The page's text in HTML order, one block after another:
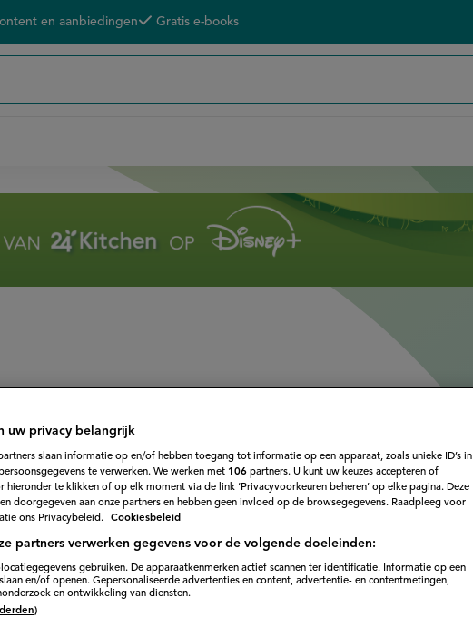
en aanbiedingen Gratis e-books
zo doe je dat
want zo kan je altijd de groente uit vriezer pakken
stappen die je moet volgen zodat ze nog lekker
uw privacy belangrijk
slaan informatie op en/of hebben toegang tot informatie op een apparaat, zoals unieke ID’s in
te verwerken. We werken met 106 partners. U kunt uw keuzes accepteren of
hieronder te klikken of op elk moment via de link ‘Privacyvoorkeuren beheren’ op elke pagina. Deze
doorgegeven aan onze partners en hebben geen invloed op de browsegegevens. Raadpleeg voor
ons Privacybeleid.
Cookiesbeleid
partners verwerken gegevens voor de volgende doeleinden:
gebruiken. De apparaatkenmerken actief scannen ter identificatie. Informatie op een
en/of openen. Gepersonaliseerde advertenties en content, advertentie- en contentmetingen,
en ontwikkeling van diensten.